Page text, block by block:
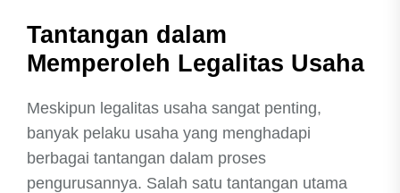
Tantangan dalam
Memperoleh Legalitas Usaha
Meskipun legalitas usaha sangat penting,
banyak pelaku usaha yang menghadapi
berbagai tantangan dalam proses
pengurusannya. Salah satu tantangan utama